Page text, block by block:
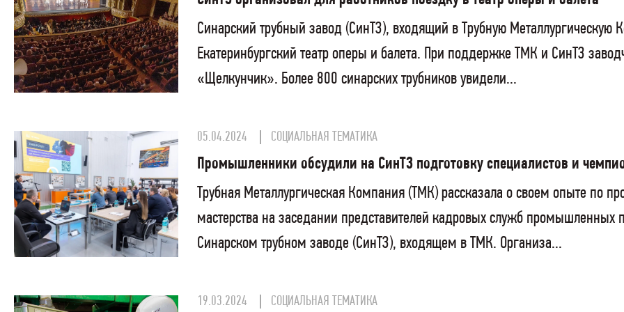
Синарский трубный завод (СинТЗ), входящий в Трубную
Екатеринбургский театр оперы и балета. При поддержке ТМК и СинТЗ
«Щелкунчик». Более 800 синарских трубников увидели...
05.04.2024 СОЦИАЛЬНАЯ ТЕМАТИКА
Промышленники обсудили на СинТЗ подготовку специалистов и
Трубная Металлургическая Компания (ТМК) рассказала о своем опыте по
мастерства на заседании представителей кадровых служб промышленных
Синарском трубном заводе (СинТЗ), входящем в ТМК. Организа...
19.03.2024 СОЦИАЛЬНАЯ ТЕМАТИКА